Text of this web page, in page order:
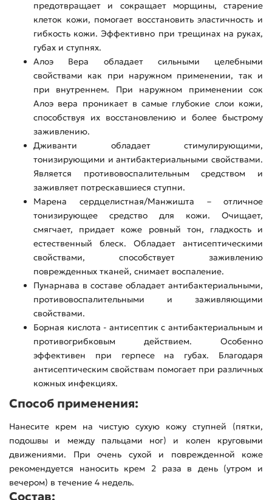
предотвращает и сокращает морщины, старение
клеток кожи, помогает восстановить эластичность и
гибкость кожи. Эффективно при трещинах на руках,
губах и ступнях.
Алоэ Вера обладает сильными целебными
свойствами как при наружном применении, так и
при внутреннем. При наружном применении сок
Алоэ вера проникает в самые глубокие слои кожи,
способствуя их восстановлению и более быстрому
заживлению.
Дживанти обладает стимулирующими,
тонизирующими и антибактериальными свойствами.
Является противовоспалительным средством и
заживляет потрескавшиеся ступни.
Марена сердцелистная/Манжишта –
отличное
тонизирующее средство для кожи. Очищает,
смягчает, придает коже ровный тон, гладкость и
естественный блеск. Обладает антисептическими
свойствами, способствует заживлению
поврежденных тканей, снимает воспаление.
Пунарнава в составе обладает антибактериальными,
противовоспалительными и заживляющими
свойствами.
Борная кислота - антисептик с антибактериальным и
противогрибковым действием. Особенно
эффективен при герпесе на губах. Благодаря
антисептическим свойствам помогает при различных
кожных инфекциях.
Способ применения:
Нанесите крем на чистую сухую кожу ступней (пятки,
подошвы и между пальцами ног) и колен круговыми
движениями. При очень сухой и поврежденной коже
рекомендуется наносить крем 2 раза в день (утром и
вечером) в течение 4 недель.
Состав: